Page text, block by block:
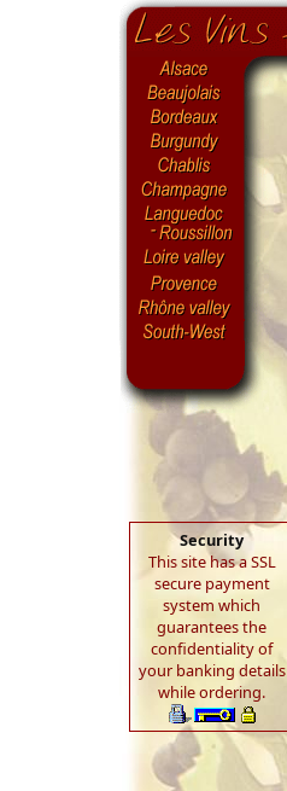
Security
This site has a SSL
secure payment
system which
guarantees the
confidentiality of
your banking details
while ordering.